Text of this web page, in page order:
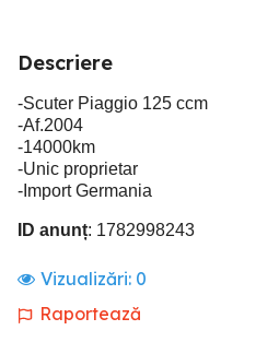
Descriere
-Scuter Piaggio 125 ccm
-Af.2004
-14000km
-Unic proprietar
-Import Germania
ID anunț: 1782998243
Vizualizări: 0
Raportează